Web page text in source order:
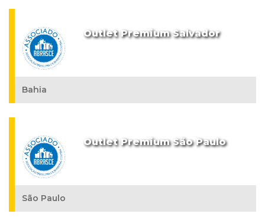
Outlet Premium Salvador
Bahia
Outlet Premium São Paulo
São Paulo